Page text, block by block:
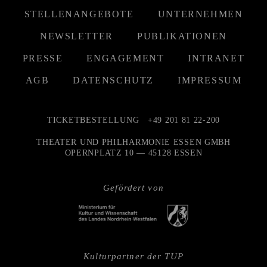
STELLENANGEBOTE UNTERNEHMEN
NEWSLETTER PUBLIKATIONEN
PRESSE ENGAGEMENT INTRANET
AGB DATENSCHUTZ IMPRESSUM
Gefördert von
TICKETBESTELLUNG +49 201 81 22-200
THEATER UND PHILHARMONIE ESSEN GMBH
OPERNPLATZ 10 — 45128 ESSEN
Kulturpartner der TUP